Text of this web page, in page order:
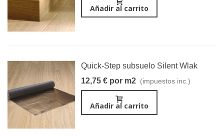
Añadir al carrito
Quick-Step subsuelo Silent Wlak
12,75 € por m2 (impuestos inc.)
Añadir al carrito